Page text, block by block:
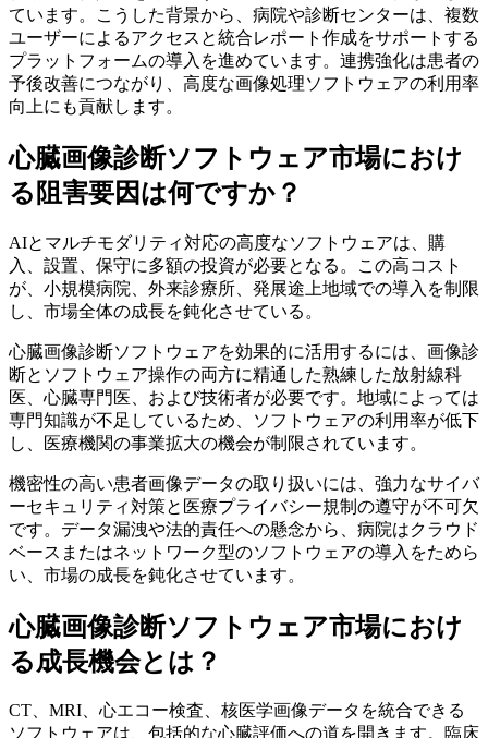
ています。こうした背景から、病院や診断センターは、複数
ユーザーによるアクセスと統合レポート作成をサポートする
プラットフォームの導入を進めています。連携強化は患者の
予後改善につながり、高度な画像処理ソフトウェアの利用率
向上にも貢献します。
心臓画像診断ソフトウェア市場におけ
る阻害要因は何ですか？
AIとマルチモダリティ対応の高度なソフトウェアは、購
入、設置、保守に多額の投資が必要となる。この高コスト
が、小規模病院、外来診療所、発展途上地域での導入を制限
し、市場全体の成長を鈍化させている。
心臓画像診断ソフトウェアを効果的に活用するには、画像診
断とソフトウェア操作の両方に精通した熟練した放射線科
医、心臓専門医、および技術者が必要です。地域によっては
専門知識が不足しているため、ソフトウェアの利用率が低下
し、医療機関の事業拡大の機会が制限されています。
機密性の高い患者画像データの取り扱いには、強力なサイバ
ーセキュリティ対策と医療プライバシー規制の遵守が不可欠
です。データ漏洩や法的責任への懸念から、病院はクラウド
ベースまたはネットワーク型のソフトウェアの導入をためら
い、市場の成長を鈍化させています。
心臓画像診断ソフトウェア市場におけ
る成長機会とは？
CT、MRI、心エコー検査、核医学画像データを統合できる
ソフトウェアは、包括的な心臓評価への道を開きます。臨床